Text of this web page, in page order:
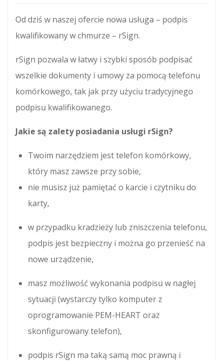
Od dziś w naszej ofercie nowa usługa – podpis
kwalifikowany w chmurze – rSign.
rSign pozwala w łatwy i szybki sposób podpisać
wszelkie dokumenty i umowy za pomocą telefonu
komórkowego, tak jak przy użyciu tradycyjnego
podpisu kwalifikowanego.
Jakie są zalety posiadania usługi rSign?
Twoim narzędziem jest telefon komórkowy,
który masz zawsze przy sobie,
nie musisz już pamiętać o karcie i czytniku do
karty,
w przypadku kradzieży lub zniszczenia telefonu,
podpis jest bezpieczny i można go przenieść na
nowe urządzenie,
masz możliwość wykonania podpisu w nagłej
sytuacji (wystarczy tylko komputer z
oprogramowanie PEM-HEART oraz
skonfigurowany telefon),
podpis rSign ma taką samą moc prawną i